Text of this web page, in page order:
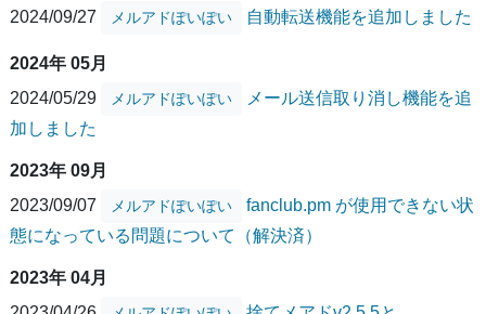
2024/09/27
メルアドぽいぽい 自動転送機能を追加しました
2024年 05月
2024/05/29
メルアドぽいぽい
メール送信取り消し機能を追
加しました
2023年 09月
2023/09/07
メルアドぽいぽい
fanclub.pm が使用できない状
態になっている問題について（解決済）
2023年 04月